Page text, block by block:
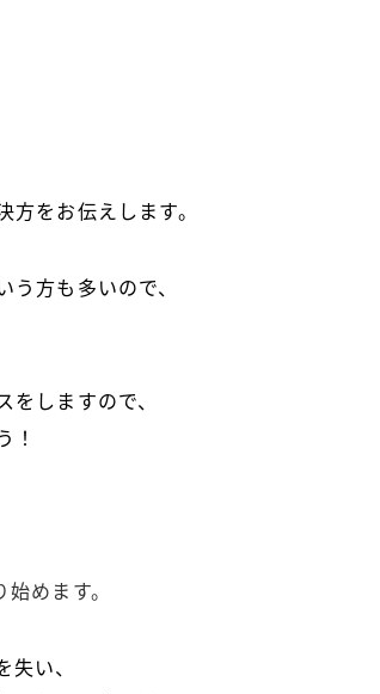
方をお伝えします。
う方も多いので、
をしますので、
！
めます。
失い、